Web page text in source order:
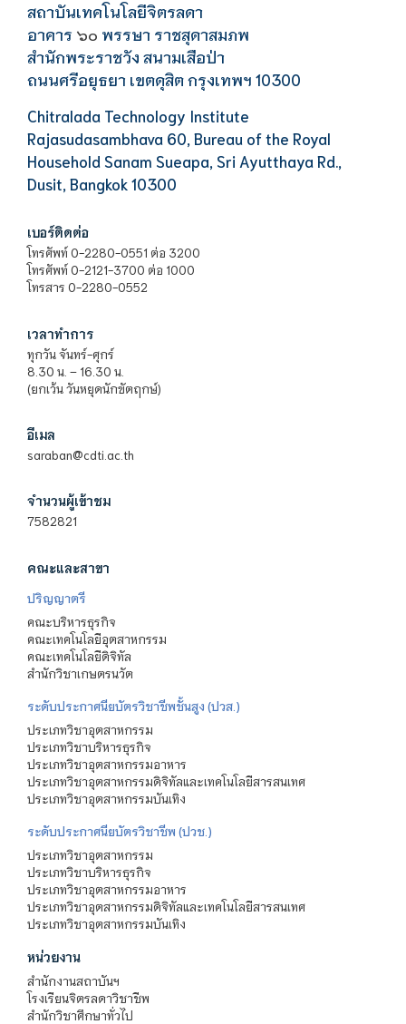
สถาบันเทคโนโลยีจิตรลดา
อาคาร ๖๐ พรรษา ราชสุดาสมภพ
สำนักพระราชวัง สนามเสือป่า
ถนนศรีอยุธยา เขตดุสิต กรุงเทพฯ 10300
Chitralada Technology Institute
Rajasudasambhava 60, Bureau of the Royal
Household Sanam Sueapa, Sri Ayutthaya Rd.,
Dusit, Bangkok 10300
เบอร์ติดต่อ
โทรศัพท์ 0-2280-0551 ต่อ 3200
โทรศัพท์ 0-2121-3700 ต่อ 1000
โทรสาร 0-2280-0552
เวลาทำการ
ทุกวัน จันทร์-ศุกร์
8.30 น. – 16.30 น.
(ยกเว้น วันหยุดนักขัตฤกษ์)
อีเมล
saraban@cdti.ac.th
จำนวนผู้เข้าชม
7582821
คณะและสาขา
ปริญญาตรี
คณะบริหารธุรกิจ
คณะเทคโนโลยีอุตสาหกรรม
คณะเทคโนโลยีดิจิทัล
สำนักวิชาเกษตรนวัต
ระดับประกาศนียบัตรวิชาชีพชั้นสูง (ปวส.)
ประเภทวิชาอุตสาหกรรม
ประเภทวิชาบริหารธุรกิจ
ประเภทวิชาอุตสาหกรรมอาหาร
ประเภทวิชาอุตสาหกรรมดิจิทัลและเทคโนโลยีสารสนเทศ
ประเภทวิชาอุตสาหกรรมบันเทิง
ระดับประกาศนียบัตรวิชาชีพ (ปวช.)
ประเภทวิชาอุตสาหกรรม
ประเภทวิชาบริหารธุรกิจ
ประเภทวิชาอุตสาหกรรมอาหาร
ประเภทวิชาอุตสาหกรรมดิจิทัลและเทคโนโลยีสารสนเทศ
ประเภทวิชาอุตสาหกรรมบันเทิง
หน่วยงาน
สำนักงานสถาบันฯ
โรงเรียนจิตรลดาวิชาชีพ
สำนักวิชาศึกษาทั่วไป